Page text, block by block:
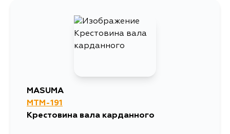
MASUMA
MTM-191
Крестовина вала карданного